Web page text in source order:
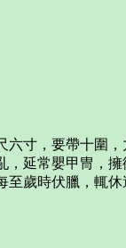
，要帶十圍
延常嬰甲冑，
歲時伏臘，輒